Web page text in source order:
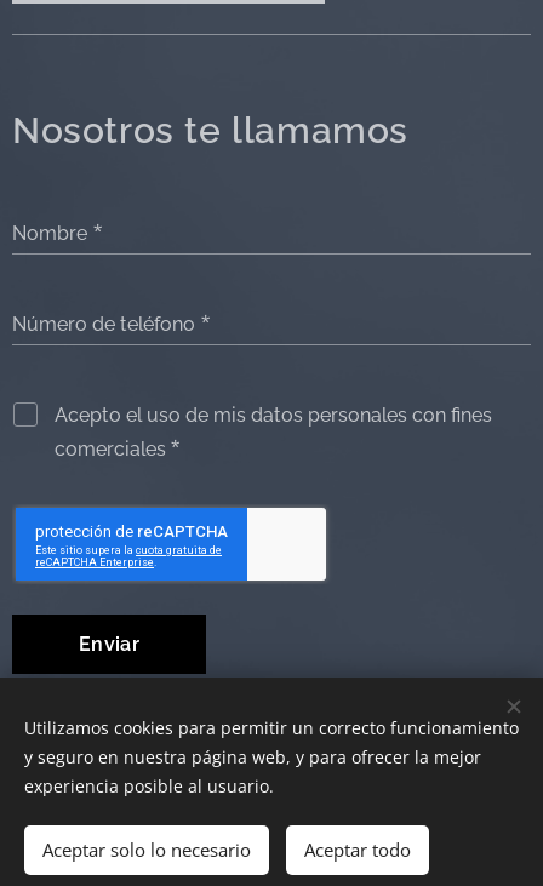
Añadir a la cesta
Nosotros te llamamos
Nombre
Número de teléfono
Acepto el uso de mis datos personales con fines
comerciales
Enviar
© 2019 Ayudas Técnicas al Dependiente Cookies
Utilizamos cookies para permitir un correcto funcionamiento
y seguro en nuestra página web, y para ofrecer la mejor
experiencia posible al usuario.
Aceptar solo lo necesario Aceptar todo